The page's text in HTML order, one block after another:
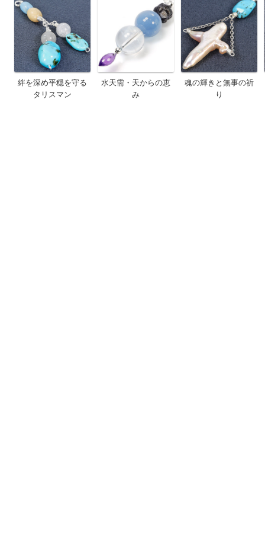
絆を深め平穏を守る
タリスマン
水天需・天からの恵
み
魂の輝きと無事の祈
り